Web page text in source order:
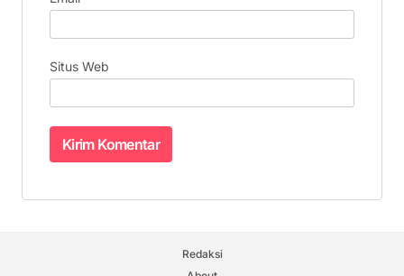
Situs Web
Redaksi